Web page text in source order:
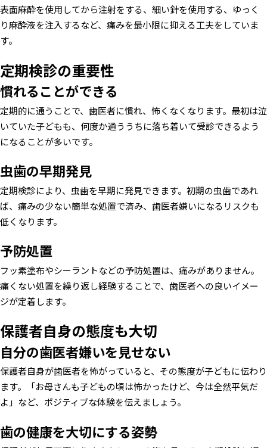
表面麻酔を使用してから注射をする、細い針を使用する、ゆっく
り麻酔液を注入するなど、痛みを最小限に抑える工夫をしていま
す。
定期検診の重要性
慣れることができる
定期的に通うことで、歯医者に慣れ、怖くなくなります。最初は泣
いていた子どもも、何度か通ううちに落ち着いて受診できるよう
になることが多いです。
虫歯の早期発見
定期検診により、虫歯を早期に発見できます。初期の虫歯であれ
ば、痛みの少ない簡単な処置で済み、歯医者嫌いになるリスクも
低くなります。
予防処置
フッ素塗布やシーラントなどの予防処置は、痛みがありません。
痛くない処置を繰り返し経験することで、歯医者への良いイメー
ジが定着します。
保護者自身の態度も大切
自分の歯医者嫌いを見せない
保護者自身が歯医者を怖がっていると、その態度が子どもに伝わり
ます。「お母さんも子どもの頃は怖かったけど、今は全然平気だ
よ」など、ポジティブな体験を伝えましょう。
歯の健康を大切にする姿勢